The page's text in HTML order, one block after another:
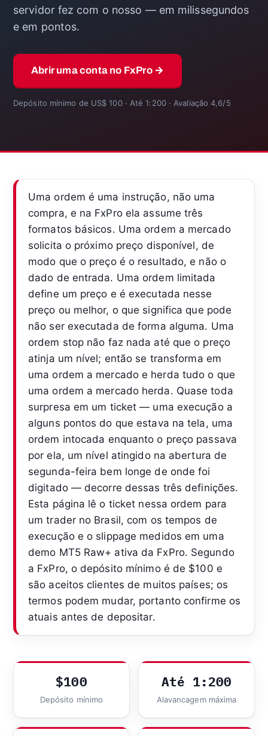
servidor fez com o nosso — em milissegundos
e em pontos.
Abrir uma conta no FxPro →
Depósito mínimo de US$ 100 · Até 1:200 · Avaliação 4,6/5
Uma ordem é uma instrução, não uma
compra, e na FxPro ela assume três
formatos básicos. Uma ordem a mercado
solicita o próximo preço disponível, de
modo que o preço é o resultado, e não o
dado de entrada. Uma ordem limitada
define um preço e é executada nesse
preço ou melhor, o que significa que pode
não ser executada de forma alguma. Uma
ordem stop não faz nada até que o preço
atinja um nível; então se transforma em
uma ordem a mercado e herda tudo o que
uma ordem a mercado herda. Quase toda
surpresa em um ticket — uma execução a
alguns pontos do que estava na tela, uma
ordem intocada enquanto o preço passava
por ela, um nível atingido na abertura de
segunda-feira bem longe de onde foi
digitado — decorre dessas três definições.
Esta página lê o ticket nessa ordem para
um trader no Brasil, com os tempos de
execução e o slippage medidos em uma
demo MT5 Raw+ ativa da FxPro. Segundo
a FxPro, o depósito mínimo é de $100 e
são aceitos clientes de muitos países; os
termos podem mudar, portanto confirme os
atuais antes de depositar.
$100
Depósito mínimo
Até 1:200
Alavancagem máxima